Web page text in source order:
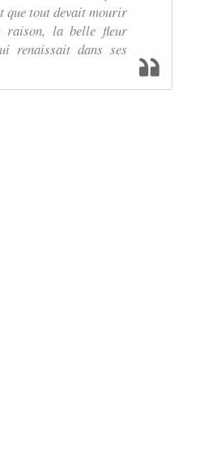
que tout devait mourir
raison, la belle fleur
renaissait dans ses